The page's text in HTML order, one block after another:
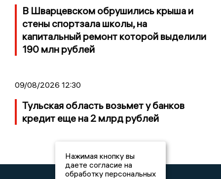
В Шварцевском обрушились крыша и
стены спортзала школы, на
капитальный ремонт которой выделили
190 млн рублей
09/08/2026 12:30
Тульская область возьмет у банков
кредит еще на 2 млрд рублей
Нажимая кнопку вы
даете согласие на
обработку персональных